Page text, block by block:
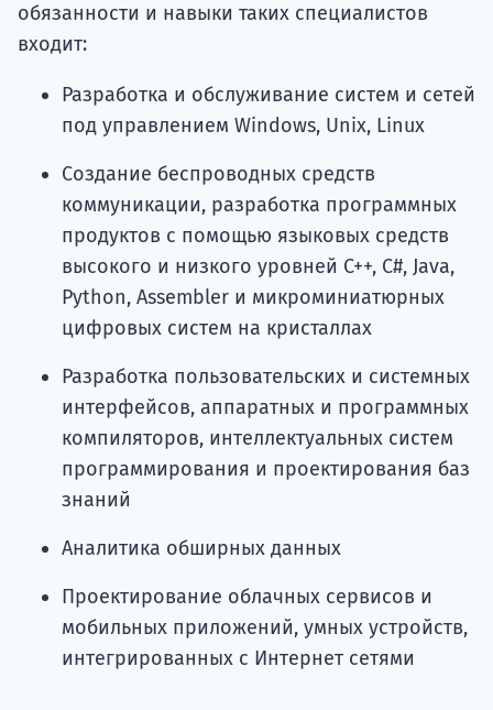
обязанности и навыки таких специалистов
входит:
Разработка и обслуживание систем и сетей
под управлением Windows, Unix, Linux
Создание беспроводных средств
коммуникации, разработка программных
продуктов с помощью языковых средств
высокого и низкого уровней C++, C#, Java,
Python, Assembler и микроминиатюрных
цифровых систем на кристаллах
Разработка пользовательских и системных
интерфейсов, аппаратных и программных
компиляторов, интеллектуальных систем
программирования и проектирования баз
знаний
Аналитика обширных данных
Проектирование облачных сервисов и
мобильных приложений, умных устройств,
интегрированных с Интернет сетями